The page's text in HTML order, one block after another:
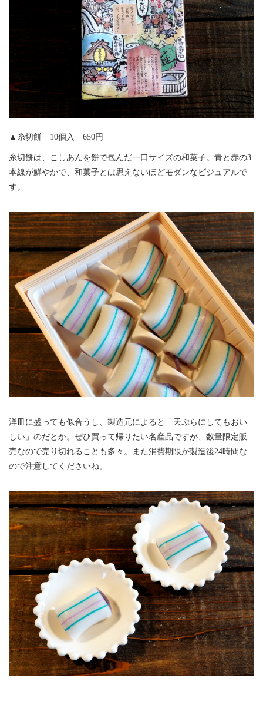
▲糸切餅 10個入 650円
糸切餅は、こしあんを餅で包んだ一口サイズの和菓子。青と赤の3
本線が鮮やかで、和菓子とは思えないほどモダンなビジュアルで
す。
洋皿に盛っても似合うし、製造元によると「天ぷらにしてもおい
しい」のだとか。ぜひ買って帰りたい名産品ですが、数量限定販
売なので売り切れることも多々。また消費期限が製造後24時間な
ので注意してくださいね。